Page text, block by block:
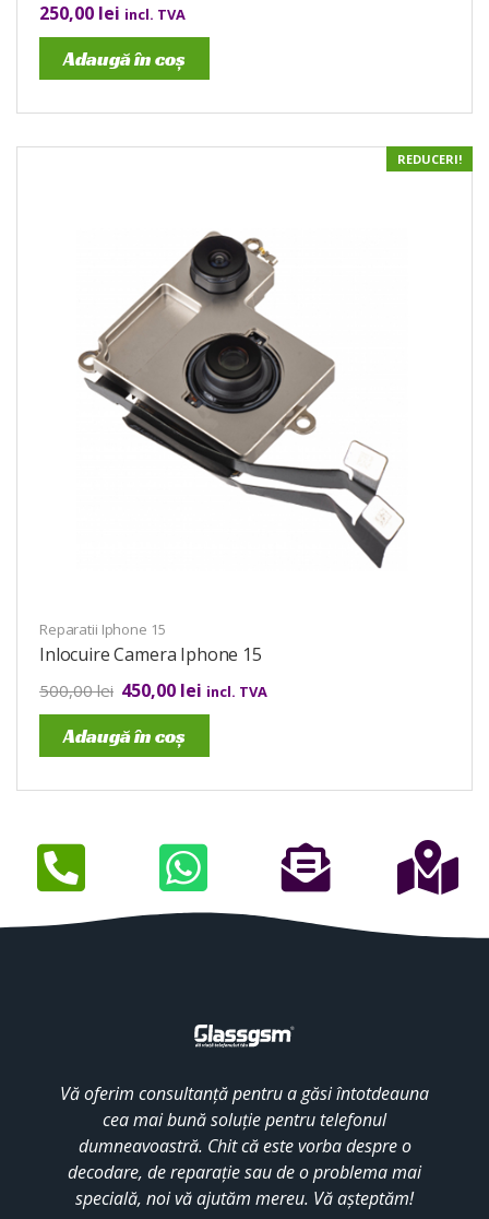
250,00 lei incl. TVA
Adaugă în coș
REDUCERI!
Reparatii Iphone 15
Inlocuire Camera Iphone 15
500,00lei 450,00 lei incl. TVA
Adaugă în coș
Vă oferim consultanță pentru a găsi întotdeauna
cea mai bună soluție pentru telefonul
dumneavoastră. Chit că este vorba despre o
decodare, de reparație sau de o problema mai
specială, noi vă ajutăm mereu. Vă așteptăm!